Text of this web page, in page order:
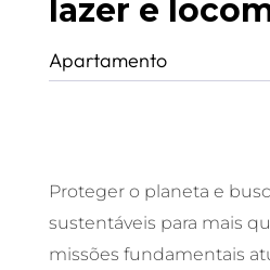
lazer e
Apartamento
Proteger o planeta e
sustentáveis para mais
missões fundamentais